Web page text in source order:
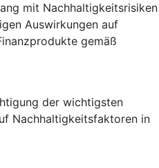
mit Nachhaltigkeitsrisiken
Auswirkungen auf
gemäß
der wichtigsten
Nachhaltigkeitsfaktoren in